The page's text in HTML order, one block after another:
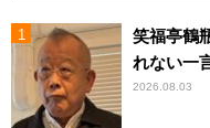
笑福亭鶴
れない一
2026.08.03